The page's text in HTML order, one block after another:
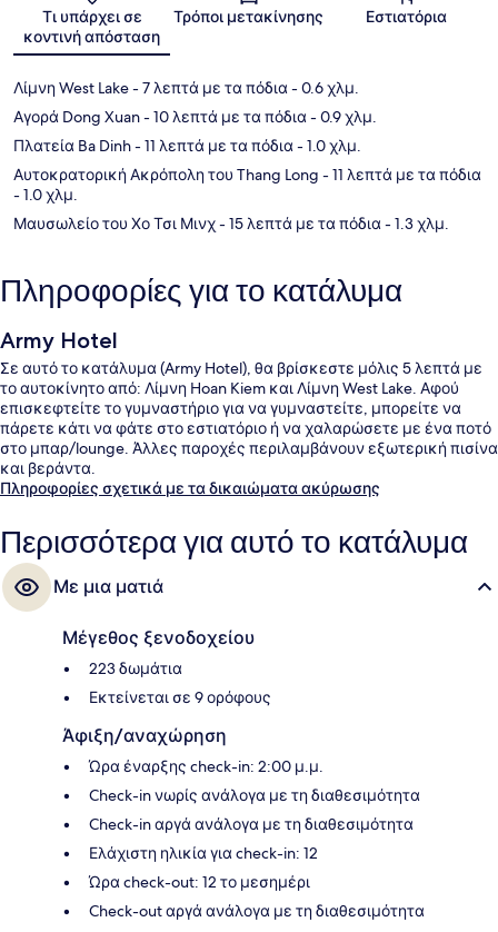
Τι υπάρχει σε
κοντινή απόσταση
Τρόποι μετακίνησης Εστιατόρια
Λίμνη West Lake- 7 λεπτά με τα πόδια- 0.6 χλμ.
Αγορά Dong Xuan- 10 λεπτά με τα πόδια- 0.9 χλμ.
Πλατεία Ba Dinh- 11 λεπτά με τα πόδια- 1.0 χλμ.
Αυτοκρατορική Ακρόπολη του Thang Long - 11 λεπτά με τα πόδια
- 1.0 χλμ.
Μαυσωλείο του Χο Τσι Μινχ- 15 λεπτά με τα πόδια- 1.3 χλμ.
Πληροφορίες για το κατάλυμα
Army Hotel
Σε αυτό το κατάλυμα (Army Hotel), θα βρίσκεστε μόλις 5 λεπτά με
το αυτοκίνητο από: Λίμνη Hoan Kiem και Λίμνη West Lake. Αφού
επισκεφτείτε το γυμναστήριο για να γυμναστείτε, μπορείτε να
πάρετε κάτι να φάτε στο εστιατόριο ή να χαλαρώσετε με ένα ποτό
στο μπαρ/lounge. Άλλες παροχές περιλαμβάνουν εξωτερική πισίνα
και βεράντα.
Πληροφορίες σχετικά με τα δικαιώματα ακύρωσης
Περισσότερα για αυτό το κατάλυμα
Με μια ματιά
Μέγεθος ξενοδοχείου
223 δωμάτια
Εκτείνεται σε 9 ορόφους
Άφιξη/αναχώρηση
Ώρα έναρξης check-in: 2:00 μ.μ.
Check-in νωρίς ανάλογα με τη διαθεσιμότητα
Check-in αργά ανάλογα με τη διαθεσιμότητα
Ελάχιστη ηλικία για check-in: 12
Ώρα check-out: 12 το μεσημέρι
Check-out αργά ανάλογα με τη διαθεσιμότητα